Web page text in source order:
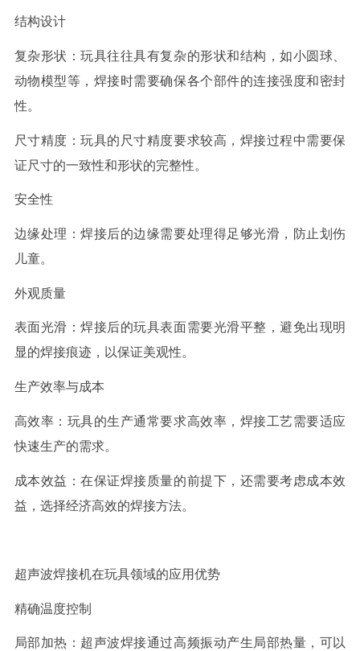
结构设计
复杂形状：玩具往往具有复杂的形状和结构，如小圆球、
动物模型等，焊接时需要确保各个部件的连接强度和密封
性。
尺寸精度：玩具的尺寸精度要求较高，焊接过程中需要保
证尺寸的一致性和形状的完整性。
安全性
边缘处理：焊接后的边缘需要处理得足够光滑，防止划伤
儿童。
外观质量
表面光滑：焊接后的玩具表面需要光滑平整，避免出现明
显的焊接痕迹，以保证美观性。
生产效率与成本
高效率：玩具的生产通常要求高效率，焊接工艺需要适应
快速生产的需求。
成本效益：在保证焊接质量的前提下，还需要考虑成本效
益，选择经济高效的焊接方法。
超声波焊接机在玩具领域的应用优势
精确温度控制
局部加热：超声波焊接通过高频振动产生局部热量，可以